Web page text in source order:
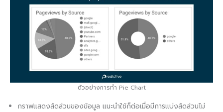
ตัวอย่างการทำ Pie Chart
กราฟแสดงสัดส่วนของข้อมูล แนะนำใช้ก็ต่อเมื่อมีการแบ่งสัดส่วนไม่